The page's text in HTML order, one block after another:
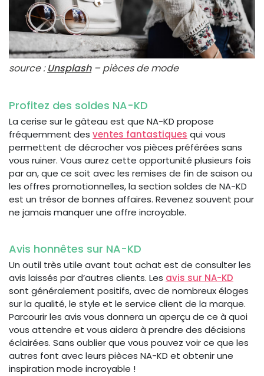
source :Unsplash– pièces de mode
Profitez des soldes NA-KD
La cerise sur le gâteau est que NA-KD propose
fréquemment des ventes fantastiques qui vous
permettent de décrocher vos pièces préférées sans
vous ruiner. Vous aurez cette opportunité plusieurs fois
par an, que ce soit avec les remises de fin de saison ou
les offres promotionnelles, la section soldes de NA-KD
est un trésor de bonnes affaires. Revenez souvent pour
ne jamais manquer une offre incroyable.
Avis honnêtes sur NA-KD
Un outil très utile avant tout achat est de consulter les
avis laissés par d’autres clients. Les avis sur NA-KD
sont généralement positifs, avec de nombreux éloges
sur la qualité, le style et le service client de la marque.
Parcourir les avis vous donnera un aperçu de ce à quoi
vous attendre et vous aidera à prendre des décisions
éclairées. Sans oublier que vous pouvez voir ce que les
autres font avec leurs pièces NA-KD et obtenir une
inspiration mode incroyable !